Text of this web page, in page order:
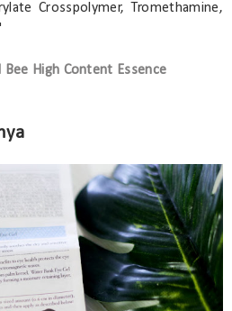
Crosspolymer, Tromethamine,
Bee High Content Essence